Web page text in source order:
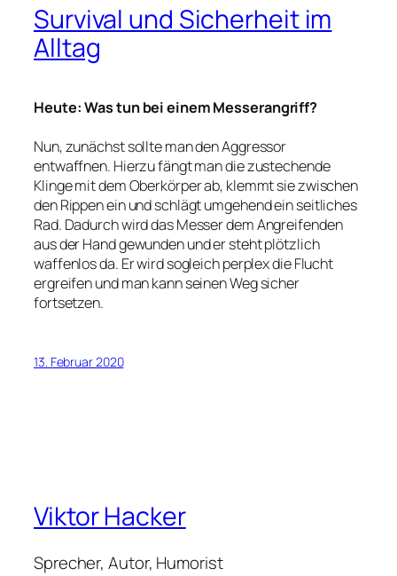
Survival und Sicherheit im
Alltag
Heute: Was tun bei einem Messerangriff?
Nun, zunächst sollte man den Aggressor
entwaffnen. Hierzu fängt man die zustechende
Klinge mit dem Oberkörper ab, klemmt sie zwischen
den Rippen ein und schlägt umgehend ein seitliches
Rad. Dadurch wird das Messer dem Angreifenden
aus der Hand gewunden und er steht plötzlich
waffenlos da. Er wird sogleich perplex die Flucht
ergreifen und man kann seinen Weg sicher
fortsetzen.
13. Februar 2020
Viktor Hacker
Sprecher, Autor, Humorist